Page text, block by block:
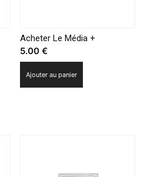
Acheter Le Média +
5.00€
Ajouter au panier